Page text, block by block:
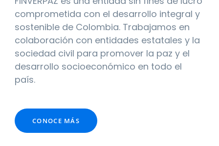
comprometida con el desarrollo integral y
sostenible de Colombia. Trabajamos en
colaboración con entidades estatales y la
sociedad civil para promover la paz y el
desarrollo socioeconómico en todo el
país.
CONOCE MÁS